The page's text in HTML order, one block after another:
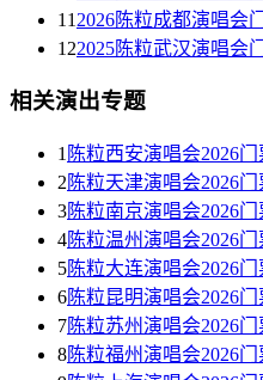
11 2026陈粒成都演唱会
122025陈粒武汉演唱会
相关演出专题
1 陈粒西安演唱会2026
2 陈粒天津演唱会2026
3陈粒南京演唱会2026
4陈粒温州演唱会2026
5陈粒大连演唱会2026
6陈粒昆明演唱会2026
7陈粒苏州演唱会2026
8陈粒福州演唱会2026